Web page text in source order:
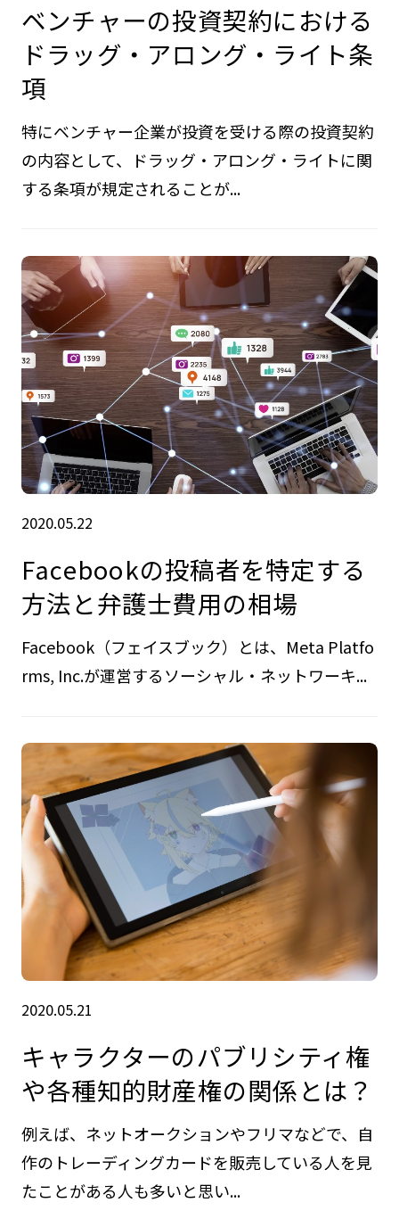
ベンチャーの投資契約における
ドラッグ・アロング・ライト条
項
特にベンチャー企業が投資を受ける際の投資契約
の内容として、ドラッグ・アロング・ライトに関
する条項が規定されることが...
2020.05.22
Facebookの投稿者を特定する
方法と弁護士費用の相場
Facebook（フェイスブック）とは、Meta Platfo
rms, Inc.が運営するソーシャル・ネットワーキ...
2020.05.21
キャラクターのパブリシティ権
や各種知的財産権の関係とは？
例えば、ネットオークションやフリマなどで、自
作のトレーディングカードを販売している人を見
たことがある人も多いと思い...